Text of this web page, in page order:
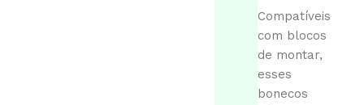
Compatíveis
com blocos
de montar,
esses
bonecos